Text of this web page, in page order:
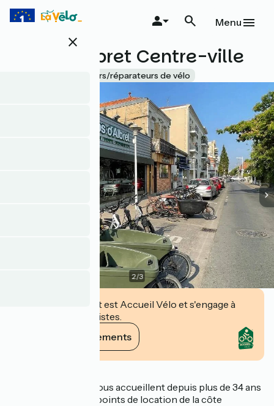
Aller
close
Menu
Vélos d'Albret Centre-ville
Loueurs/réparateurs de vélo
2/3
Cet établissement est Accueil Vélo et s'engage à
accueillir des cyclistes.
Voir ses engagements
Les Vélos d’Albret vous accueillent depuis plus de 34 ans
dans ses différents points de location de la côte